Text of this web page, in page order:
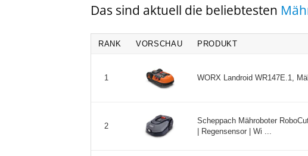
Das sind aktuell die beliebtesten
RANK VORSCHAU PRODUKT
1 WORX Landroid WR147E.1,
2
Scheppach Mähroboter
| Regensensor | Wi ...